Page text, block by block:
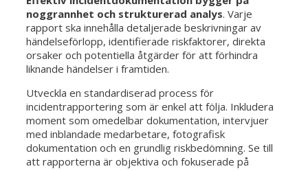
noggrannhet och strukturerad analys. Varje
rapport ska innehålla detaljerade beskrivningar av
händelseförlopp, identifierade riskfaktorer, direkta
orsaker och potentiella åtgärder för att förhindra
liknande händelser i framtiden.
Utveckla en standardiserad process för
incidentrapportering som är enkel att följa. Inkludera
moment som omedelbar dokumentation, intervjuer
med inblandade medarbetare, fotografisk
dokumentation och en grundlig riskbedömning. Se till
att rapporterna är objektiva och fokuserade på